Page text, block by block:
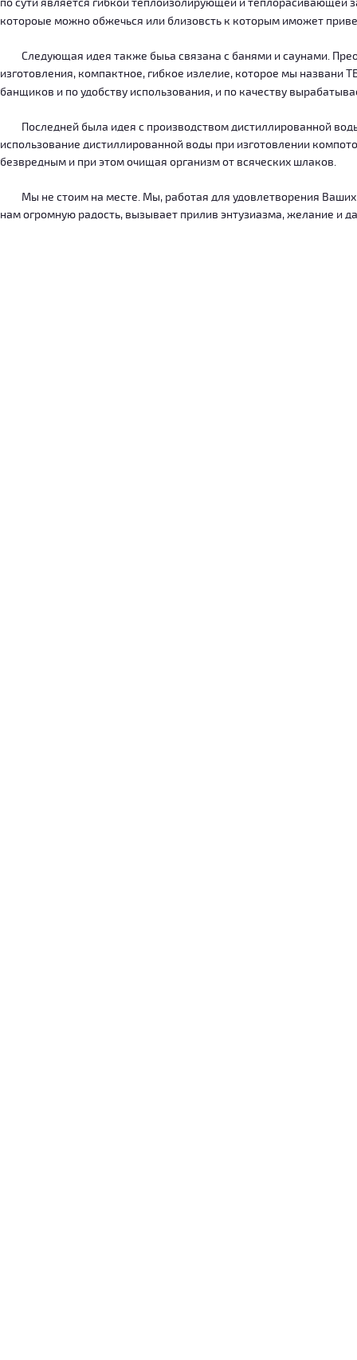
по сути является гибкой теплоизолирующей и теплорасивающей
котороые можно обжечься или близовсть к которым иможет
Следующая идея также быьа связана с банями и саунами.
изготовления, компактное, гибкое излелие, которое мы
банщиков и по удобству использования, и по качеству
Последней была идея с производством дистиллированной
использование дистиллированной воды при изготовлении
безвредным и при этом очищая организм от всяческих шлаков.
Мы не стоим на месте. Мы, работая для удовлетворения Ваших
нам огромную радость, вызывает прилив энтузиазма, желание и